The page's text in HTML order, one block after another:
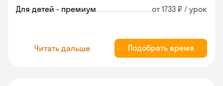
Для детей - премиум от 1733 ₽ / урок
Читать дальше Подобрать время